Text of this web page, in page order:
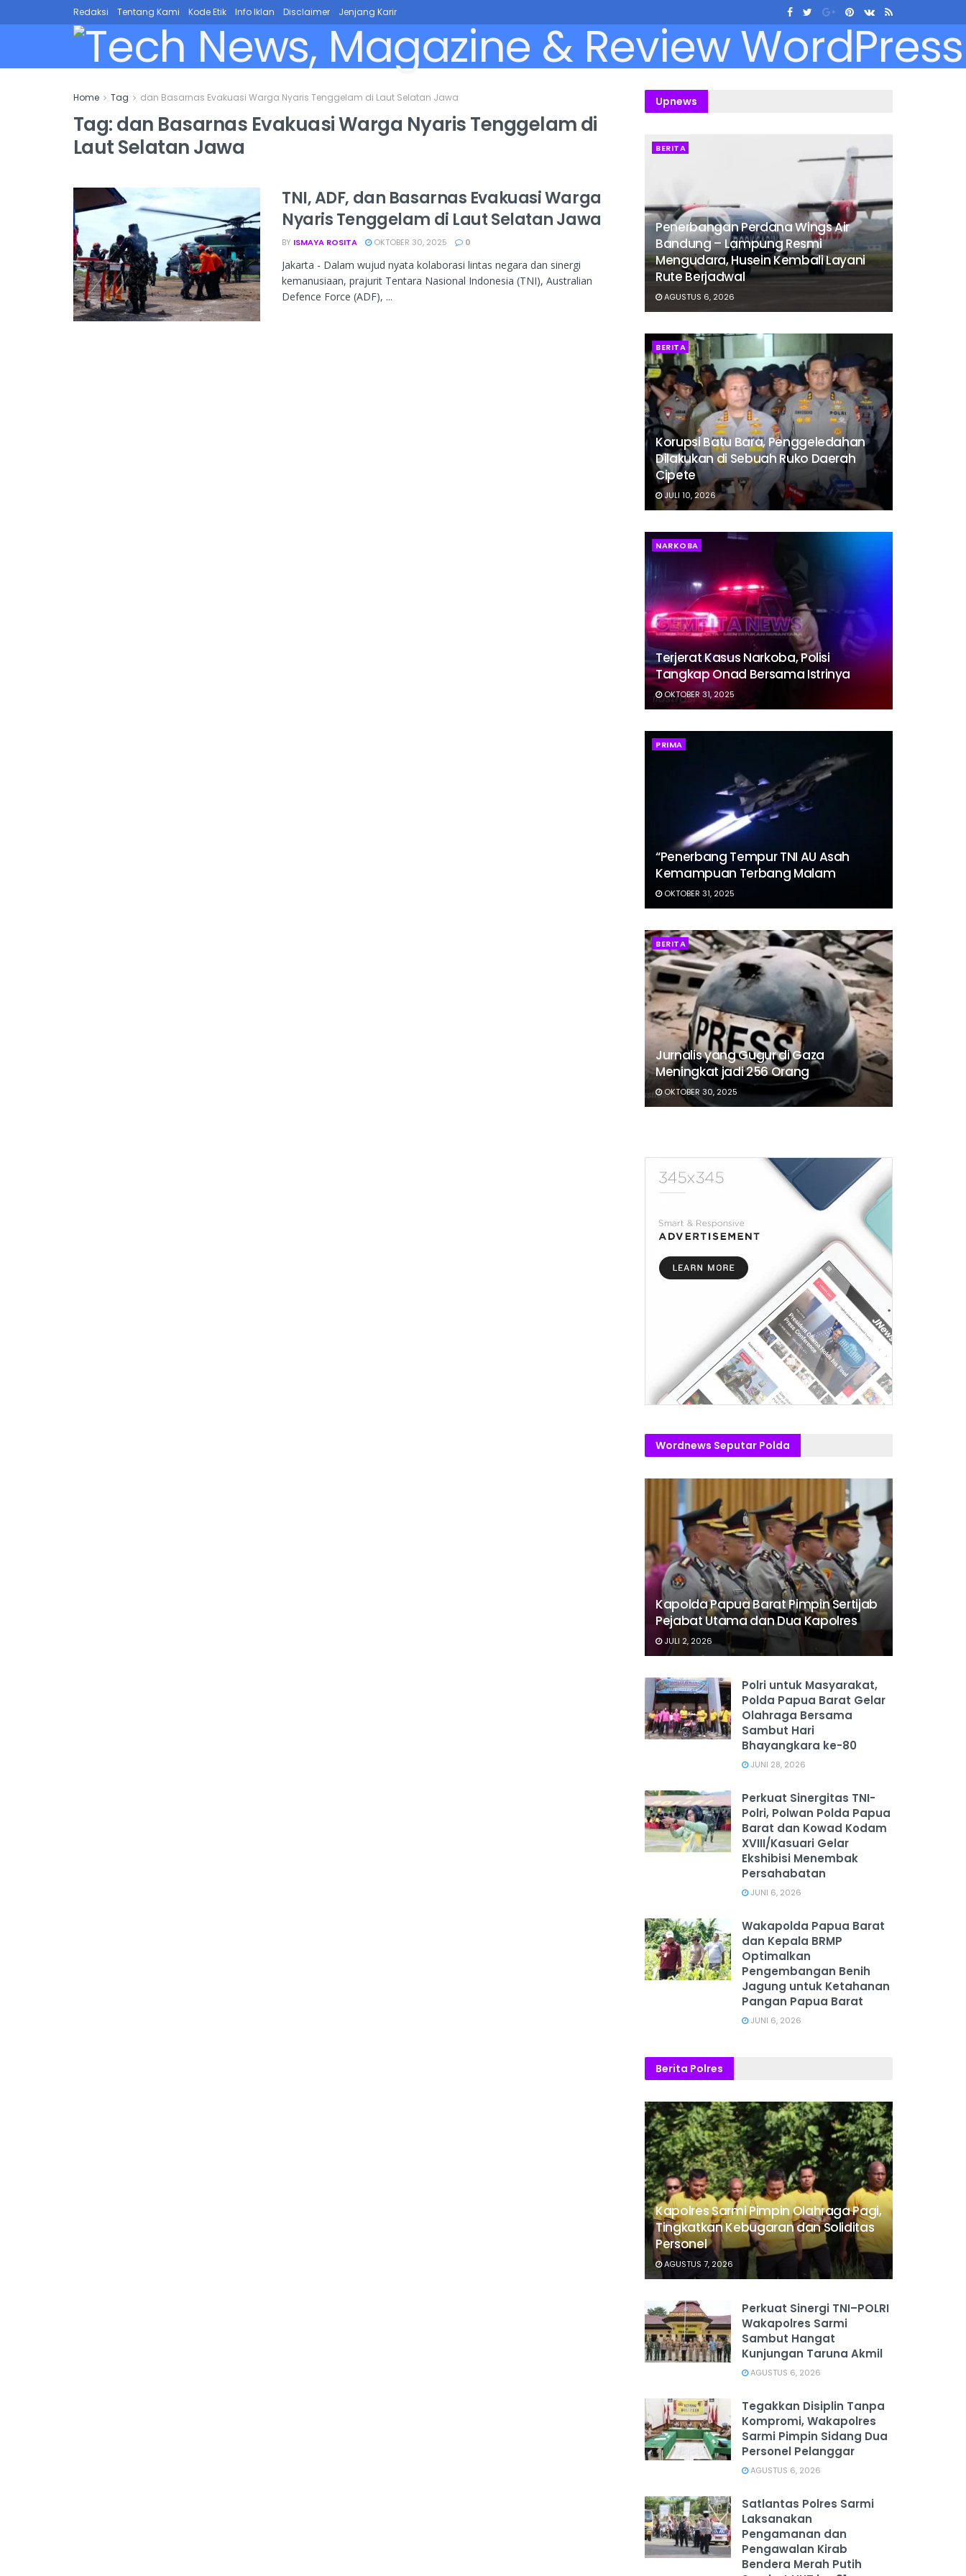
Redaksi Tentang Kami Kode Etik Info Iklan Disclaimer Jenjang Karir
Home Tag dan Basarnas Evakuasi Warga Nyaris Tenggelam di Laut Selatan Jawa
Tag:dan Basarnas Evakuasi Warga Nyaris Tenggelam di
Laut Selatan Jawa
TNI, ADF, dan Basarnas Evakuasi Warga
Nyaris Tenggelam di Laut Selatan Jawa
BY ISMAYA ROSITA OKTOBER 30, 2025 0
Jakarta - Dalam wujud nyata kolaborasi lintas negara dan sinergi
kemanusiaan, prajurit Tentara Nasional Indonesia (TNI), Australian
Defence Force (ADF), ...
Upnews
BERITA
Penerbangan Perdana Wings Air
Bandung – Lampung Resmi
Mengudara, Husein Kembali Layani
Rute Berjadwal
AGUSTUS 6, 2026
BERITA
Korupsi Batu Bara, Penggeledahan
Dilakukan di Sebuah Ruko Daerah
Cipete
JULI 10, 2026
NARKOBA
Terjerat Kasus Narkoba, Polisi
Tangkap Onad Bersama Istrinya
OKTOBER 31, 2025
PRIMA
“Penerbang Tempur TNI AU Asah
Kemampuan Terbang Malam
OKTOBER 31, 2025
BERITA
Jurnalis yang Gugur di Gaza
Meningkat jadi 256 Orang
OKTOBER 30, 2025
Wordnews Seputar Polda
Kapolda Papua Barat Pimpin Sertijab
Pejabat Utama dan Dua Kapolres
JULI 2, 2026
Polri untuk Masyarakat,
Polda Papua Barat Gelar
Olahraga Bersama
Sambut Hari
Bhayangkara ke-80
JUNI 28, 2026
‎Perkuat Sinergitas TNI-
Polri, Polwan Polda Papua
Barat dan Kowad Kodam
XVIII/Kasuari Gelar
Ekshibisi Menembak
Persahabatan
JUNI 6, 2026
Wakapolda Papua Barat
dan Kepala BRMP
Optimalkan
Pengembangan Benih
Jagung untuk Ketahanan
Pangan Papua Barat
JUNI 6, 2026
Berita Polres
Kapolres Sarmi Pimpin Olahraga Pagi,
Tingkatkan Kebugaran dan Soliditas
Personel
AGUSTUS 7, 2026
Perkuat Sinergi TNI–POLRI
Wakapolres Sarmi
Sambut Hangat
Kunjungan Taruna Akmil
AGUSTUS 6, 2026
Tegakkan Disiplin Tanpa
Kompromi, Wakapolres
Sarmi Pimpin Sidang Dua
Personel Pelanggar
AGUSTUS 6, 2026
Satlantas Polres Sarmi
Laksanakan
Pengamanan dan
Pengawalan Kirab
Bendera Merah Putih